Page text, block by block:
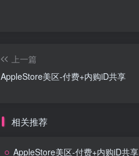
上一篇
AppleStore美区-付费+内购iD共享
相关推荐
AppleStore美区-付费+内购iD共享